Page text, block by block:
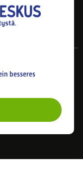
besseres